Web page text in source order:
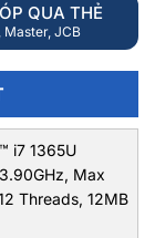
QUA THẺ
Master, JCB
i7 1365U
Max
Threads, 12MB